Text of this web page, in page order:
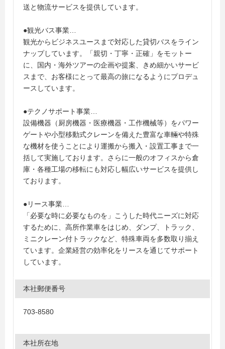
送と物流サービスを提供しています。
●観光バス事業…
観光からビジネスユースまで対応した貸切バスをライン
ナップしています。「親切・丁寧・正確」をモットー
に、国内・海外ツアーの企画や提案、きめ細かいサービ
スまで、お客様にとって最高の旅になるようにプロデュ
ースしています。
●テクノサポート事業…
設備機器（厨房機器・医療機器・工作機械等）をパワー
ゲートや小型移動式クレーンを備えた豊富な車輛や特殊
な機材を使うことにより運搬から搬入・設置工事まで一
括して実施しております。さらに一般のオフィスから倉
庫・各種工場の移転にも対応し幅広いサービスを提供し
ております。
●リース事業…
「必要な時に必要なものを」こうした時代ニーズに対応
するために、高所作業車をはじめ、ダンプ、トラック、
ミニクレーン付トラックなど、特殊車両を多数取り揃え
ています。企業経営の効率化をリースを通じてサポート
しています。
本社郵便番号
703-8580
本社所在地